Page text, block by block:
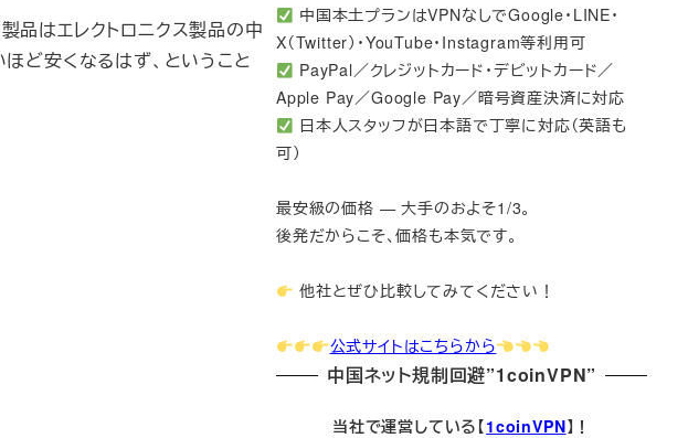
品はエレクトロニクス製品の中
ど安くなるはず、ということ
中国本土プランはVPNなしでGoogle・LINE・
X（Twitter）・YouTube・Instagram等利用可
PayPal／クレジットカード・デビットカード／
Apple Pay／Google Pay／暗号資産決済に対応
日本人スタッフが日本語で丁寧に対応（英語も
可）
最安級の価格 — 大手のおよそ1/3。
後発だからこそ、価格も本気です。
他社とぜひ比較してみてください！
公式サイトはこちらから
中国ネット規制回避”1coinVPN”
当社で運営している【1coinVPN】！